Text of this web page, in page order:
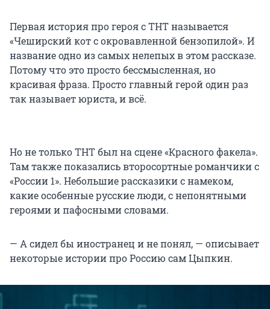
Первая история про героя с ТНТ называется
«Чеширский кот с окровавленной бензопилой». И
название одно из самых нелепых в этом рассказе.
Потому что это просто бессмысленная, но
красивая фраза. Просто главный герой один раз
так называет юриста, и всё.
Но не только ТНТ был на сцене «Красного факела».
Там также показались второсортные романчики с
«России 1». Небольшие рассказики с намеком,
какие особенные русские люди, с непонятными
героями и пафосными словами.
— А сидел бы иностранец и не понял, — описывает
некоторые истории про Россию сам Цыпкин.